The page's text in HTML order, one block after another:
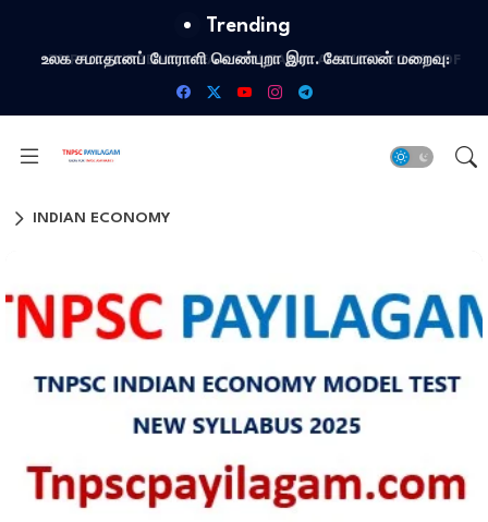
Trending
TNPSC CURRENT AFFAIRS IN TAMIL AUGUST 2026-PDF
INDIAN ECONOMY